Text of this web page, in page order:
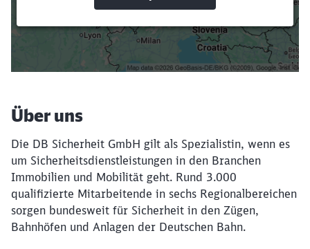
Suchbegriffe eingeben
Filter setzen
Über uns
Die DB Sicherheit GmbH gilt als Spezialistin, wenn es
um Sicherheitsdienstleistungen in den Branchen
Immobilien und Mobilität geht. Rund 3.000
qualifizierte Mitarbeitende in sechs Regionalbereichen
sorgen bundesweit für Sicherheit in den Zügen,
Bahnhöfen und Anlagen der Deutschen Bahn.